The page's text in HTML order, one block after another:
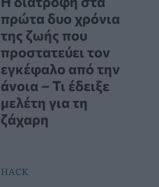
πρώτα δυο χρόνια
της ζωής που
προστατεύει τον
εγκέφαλο από την
άνοια – Τι έδειξε
μελέτη για τη
ζάχαρη
HACK